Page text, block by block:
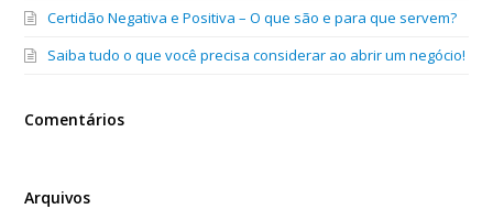
Certidão Negativa e Positiva – O que são e para que servem?
Saiba tudo o que você precisa considerar ao abrir um negócio!
Comentários
Arquivos